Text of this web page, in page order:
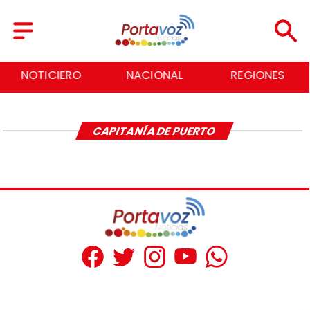
NOTICIERO NACIONAL REGIONES
CAPITANÍA DE PUERTO